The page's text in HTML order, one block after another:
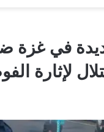
في غزة
لإثارة